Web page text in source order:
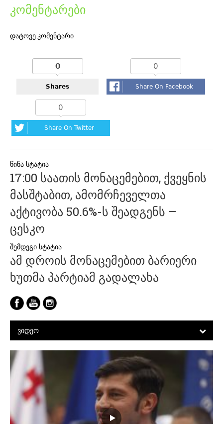
კომენტარები
დატოვე კომენტარი
0
Shares
0
Share On Facebook
0
Share On Twitter
პოსტის
ნავიგაცია
17:00 საათის მონაცემებით, ქვეყნის
მასშტაბით, ამომრჩეველთა
აქტივობა 50.6%-ს შეადგენს –
ცესკო
ამ დროის მონაცემებით ბარიერი
ხუთმა პარტიამ გადალახა
ᲕᲘᲓᲔᲝ